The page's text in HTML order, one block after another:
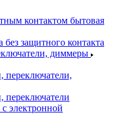
контактом бытовая
без защитного контакта
диммеры
переключатели,
переключатели
электронной